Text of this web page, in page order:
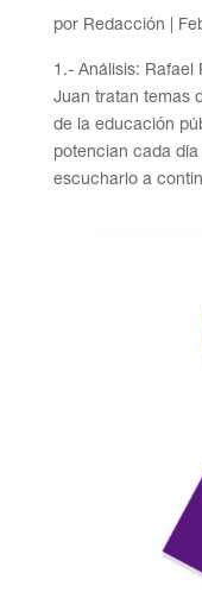
por Redacción
1.- Análisis: Rafael
Juan tratan temas
de la educación
potencian cada
escucharlo a